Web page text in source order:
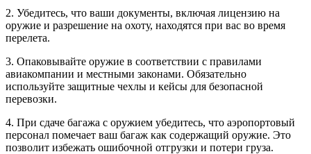
2. Убедитесь, что ваши документы, включая лицензию на
оружие и разрешение на охоту, находятся при вас во время
перелета.
3. Опаковывайте оружие в соответствии с правилами
авиакомпании и местными законами. Обязательно
используйте защитные чехлы и кейсы для безопасной
перевозки.
4. При сдаче багажа с оружием убедитесь, что аэропортовый
персонал помечает ваш багаж как содержащий оружие. Это
позволит избежать ошибочной отгрузки и потери груза.